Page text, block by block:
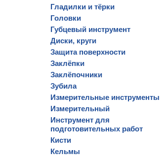
Гладилки и тёрки
Головки
Губцевый инструмент
Диски, круги
Защита поверхности
Заклёпки
Заклёпочники
Зубила
Измерительные инструменты
Измерительный
Инструмент для
подготовительных работ
Кисти
Кельмы